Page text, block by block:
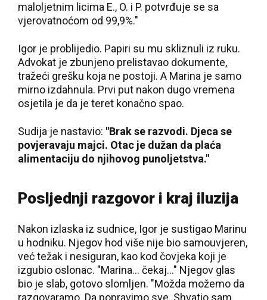
maloljetnim licima E., O. i P. potvrđuje se sa
vjerovatnoćom od 99,9%."
Igor je problijedio. Papiri su mu skliznuli iz ruku.
Advokat je zbunjeno prelistavao dokumente,
tražeći grešku koja ne postoji. A Marina je samo
mirno izdahnula. Prvi put nakon dugo vremena
osjetila je da je teret konačno spao.
Sudija je nastavio: "Brak se razvodi. Djeca se
povjeravaju majci. Otac je dužan da plaća
alimentaciju do njihovog punoljetstva."
Posljednji razgovor i kraj iluzija
Nakon izlaska iz sudnice, Igor je sustigao Marinu
u hodniku. Njegov hod više nije bio samouvjeren,
već težak i nesiguran, kao kod čovjeka koji je
izgubio oslonac. "Marina… čekaj…" Njegov glas
bio je slab, gotovo slomljen. "Možda možemo da
razgovaramo. Da popravimo sve. Shvatio sam